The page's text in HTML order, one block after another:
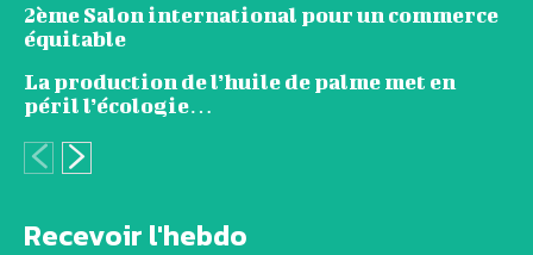
2ème Salon international pour un commerce
équitable
La production de l’huile de palme met en
péril l’écologie…
Recevoir l'hebdo